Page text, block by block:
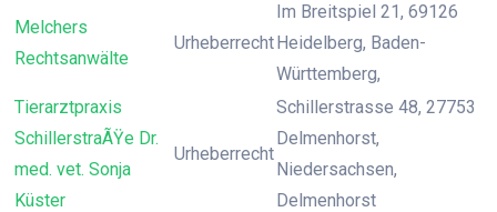
Melchers
Rechtsanwälte
Urheberrecht
Im Breitspiel 21, 69126
Heidelberg, Baden-
Württemberg,
Tierarztpraxis
SchillerstraÃŸe Dr.
med. vet. Sonja
Küster
Urheberrecht
Schillerstrasse 48, 27753
Delmenhorst,
Niedersachsen,
Delmenhorst